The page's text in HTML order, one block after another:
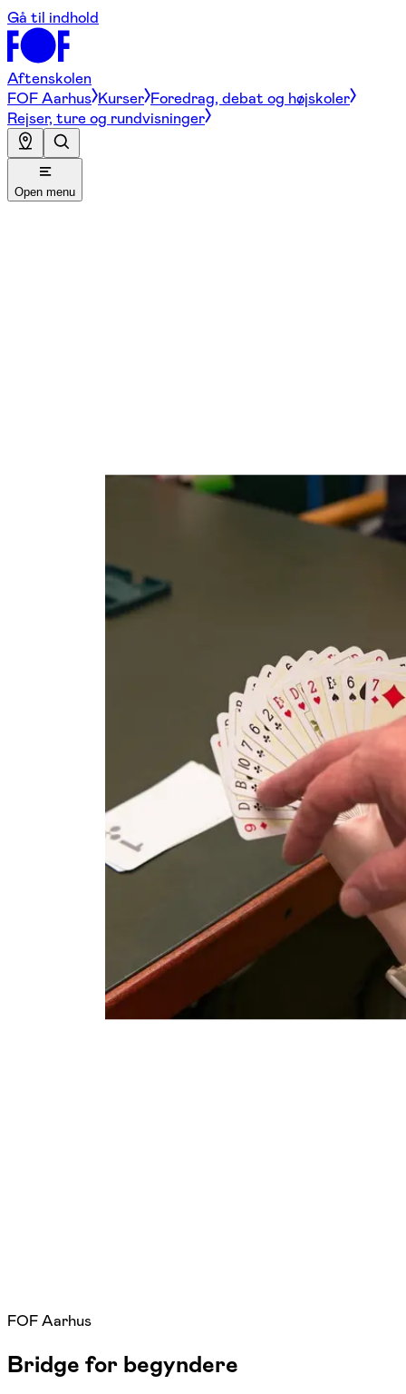
Gå til indhold
Aftenskolen
FOF Aarhus Kurser Foredrag, debat og højskoler
Rejser, ture og rundvisninger
Open menu
FOF Aarhus
Bridge for begyndere